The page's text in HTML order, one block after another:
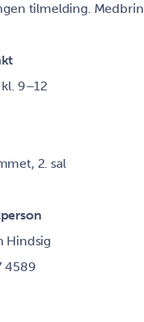
tilmelding.
9–12
2. sal
Hindsig
4589